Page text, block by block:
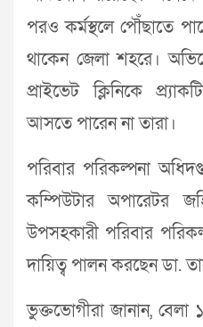
পরও কর্মস্থলে পৌঁছাতে
থাকেন জেলা শহরে।
প্রাইভেট ক্লিনিকে
আসতে পারেন না তারা।
পরিবার পরিকল্পনা
কম্পিউটার অপারেটর
উপসহকারী পরিবার
দায়িত্ব পালন করছেন ডা.
ভুক্তভোগীরা জানান, বেলা